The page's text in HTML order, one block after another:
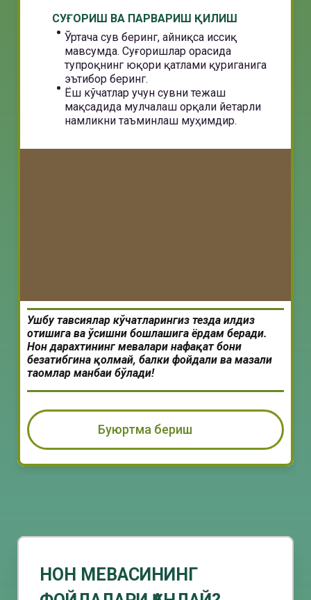
СУҒОРИШ ВА ПАРВАРИШ ҚИЛИШ
Ўртача сув беринг, айниқса иссиқ
мавсумда. Суғоришлар орасида
тупроқнинг юқори қатлами қуриганига
эътибор беринг.
Ёш кўчатлар учун сувни тежаш
мақсадида мулчалаш орқали йетарли
намликни таъминлаш муҳимдир.
Ушбу тавсиялар кўчатларингиз тезда илдиз
отишига ва ўсишни бошлашига ёрдам беради.
Нон дарахтининг мевалари нафақат боғни
безатибгина қолмай, балки фойдали ва мазали
таомлар манбаи бўлади!
Буюртма бериш
НОН МЕВAСИНИНГ